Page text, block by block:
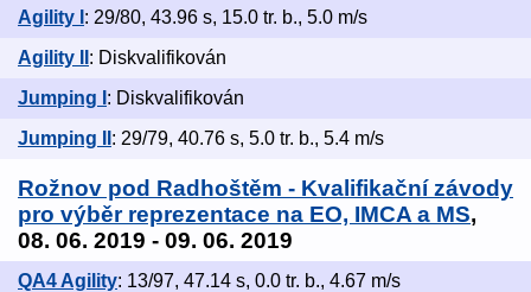
Agility I : 29/80, 43.96 s, 15.0 tr. b., 5.0 m/s
Agility II : Diskvalifikován
Jumping I : Diskvalifikován
Jumping II : 29/79, 40.76 s, 5.0 tr. b., 5.4 m/s
Rožnov pod Radhoštěm - Kvalifikační závody
pro výběr reprezentace na EO, IMCA a MS,
08. 06. 2019 - 09. 06. 2019
QA4 Agility: 13/97, 47.14 s, 0.0 tr. b., 4.67 m/s